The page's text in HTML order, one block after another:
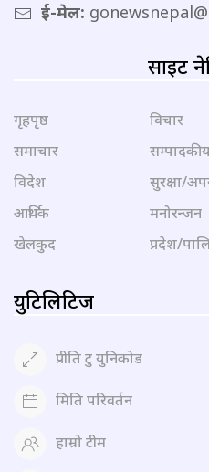
ई-मेल:
साइट
गृहपृष्ठ
समाचार
विदेश
आर्थिक
खेलकुद
विचार
सुरक्षा/
मनोरन्जन
प्रदेश/
युटिलिटिज
प्रीति टु युनिकोड
मिति परिवर्तन
हाम्रो टीम